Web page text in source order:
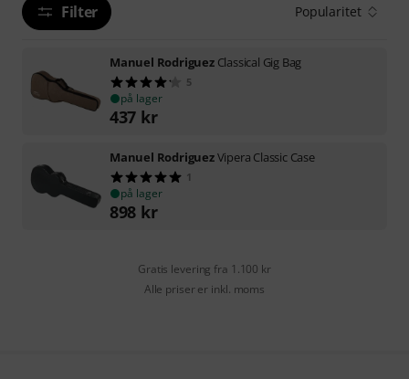
Filter Popularitet
Manuel Rodriguez Classical Gig Bag
5
på lager
437 kr
Manuel RodriguezVipera Classic Case
1
på lager
898 kr
Gratis levering fra 1.100 kr
Alle priser er inkl. moms